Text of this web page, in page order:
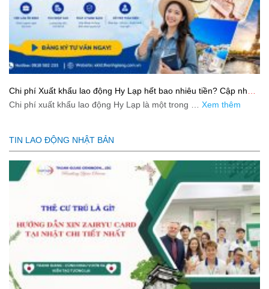
Chi phí Xuất khẩu lao động Hy Lạp hết bao nhiêu tiền? Cập nhật
mới nhất 2026
Chi phí xuất khẩu lao động Hy Lạp là một trong … Xem thêm
TIN LAO ĐỘNG NHẬT BẢN